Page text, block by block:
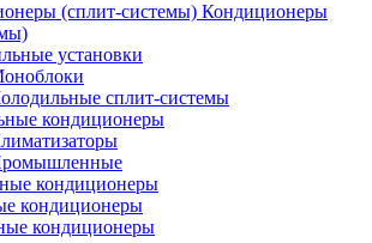
Кондиционеры
установки
сплит-системы
кондиционеры
кондиционеры
кондиционеры
кондиционеры